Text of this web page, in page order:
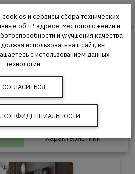
AlixFloor
AlixFloor Палуба
4-фаска 20 лет
Характеристики
cookies и сервисы сбора технических
об IP-адресе, местоположении и
и улучшения качества
использовать наш сайт, вы
с использованием данных
технологий.
СОГЛАСИТЬСЯ
КОНФИДЕНЦИАЛЬНОСТИ